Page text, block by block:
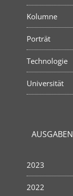
Kolumne
Porträt
Technologie
Universität
AUSGABEN
2023
2022